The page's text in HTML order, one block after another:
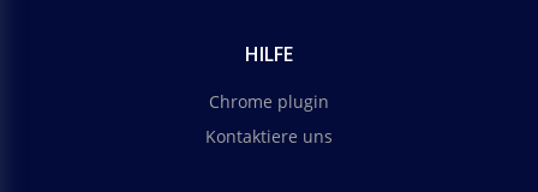
HILFE
Chrome plugin
Kontaktiere uns